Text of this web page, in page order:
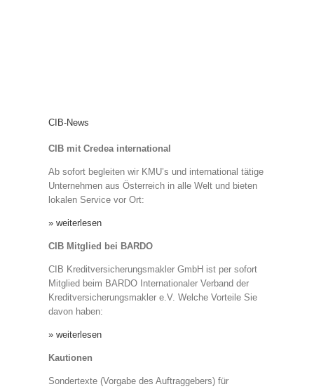
CIB-News
CIB mit Credea international
Ab sofort begleiten wir KMU’s und international tätige
Unternehmen aus Österreich in alle Welt und bieten
lokalen Service vor Ort:
» weiterlesen
CIB Mitglied bei BARDO
CIB Kreditversicherungsmakler GmbH ist per sofort
Mitglied beim BARDO Internationaler Verband der
Kreditversicherungsmakler e.V. Welche Vorteile Sie
davon haben:
» weiterlesen
Kautionen
Sondertexte (Vorgabe des Auftraggebers) für